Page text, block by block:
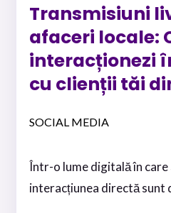
Transmisiuni
afaceri locale:
interacționezi
cu clienții tăi
SOCIAL MEDIA
Într-o lume digitală în
interacțiunea directă sunt